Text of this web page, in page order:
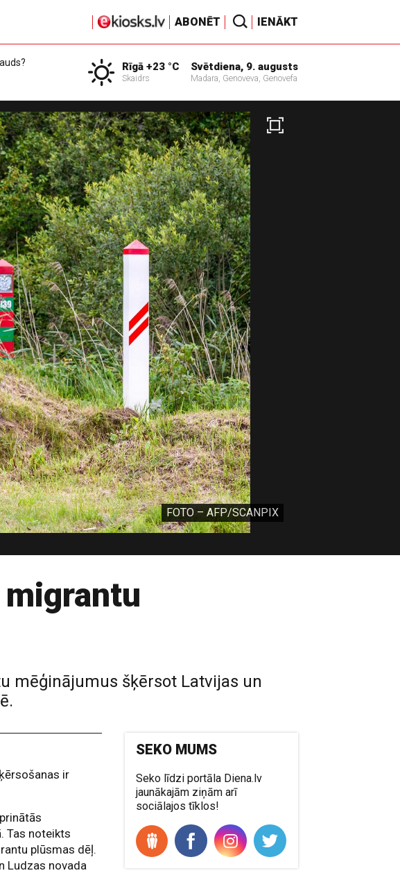
ABONĒT IENĀKT
Rīgā +23 °C
Skaidrs
Svētdiena, 9. augusts
Madara, Genoveva, Genovefa
FOTO – AFP/SCANPIX
mēģinājumus šķērsot Latvijas un
ir
Tas noteikts
plūsmas dēļ.
Ludzas novada
SEKO MUMS
Seko līdzi portāla Diena.lv
jaunākajām ziņām arī
sociālajos tīklos!